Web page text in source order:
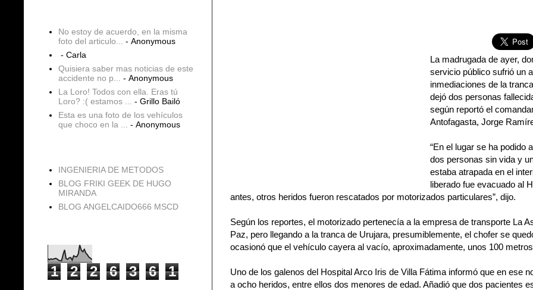
La madrugada de ayer,
servicio público sufrió un
inmediaciones de la
dejó dos personas
según reportó el
Antofagasta, Jorge
“En el lugar se ha podido
dos personas sin vida y
estaba atrapada en el
liberado fue evacuado al
antes, otros heridos fueron rescatados por motorizados particulares”, dijo.
Según los reportes, el motorizado pertenecía a la empresa de transporte La
Paz, pero llegando a la tranca de Urujara, presumiblemente, el chofer se
ocasionó que el vehículo cayera al vacío, aproximadamente, unos 100
Uno de los galenos del Hospital Arco Iris de Villa Fátima informó que en ese
a ocho heridos, entre ellos dos menores de edad. Añadió que dos pacientes
No estoy de acuerdo, en la misma
foto del articulo...
- Anonymous
- Carla
Quisiera saber mas noticias de este
accidente no p...
- Anonymous
La Loro! Todos con ella. Eras tú
Loro? :( estamos ...
- Grillo Bailó
Esta es una foto de los vehículos
que choco en la ...
- Anonymous
INGENIERIA DE METODOS
BLOG FRIKI GEEK DE HUGO
MIRANDA
BLOG ANGELCAIDO666 MSCD
1 2 2 6 3 6 1